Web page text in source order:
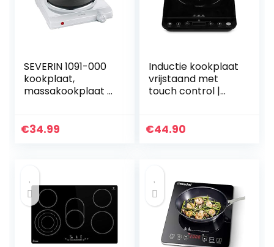
SEVERIN 1091-000
kookplaat,
massakookplaat (1
temperatuurinstell
€34.99
Inductie kookplaat
vrijstaand met
touch control |
draagbare
€44.90